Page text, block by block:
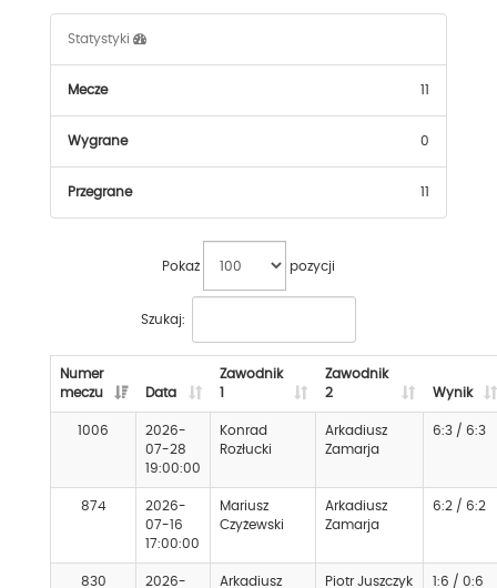
Statystyki
Mecze 11
Wygrane 0
Przegrane 11
Pokaż pozycji
Szukaj:
Numer
meczu
Data
Zawodnik
1
Zawodnik
2
Wynik
1006
2026-
07-28
19:00:00
Konrad
Rozłucki
Arkadiusz
Zamarja
6:3 / 6:3
874
2026-
07-16
17:00:00
Mariusz
Czyżewski
Arkadiusz
Zamarja
6:2 / 6:2
830
2026-
Arkadiusz
Piotr Juszczyk 1:6 / 0:6